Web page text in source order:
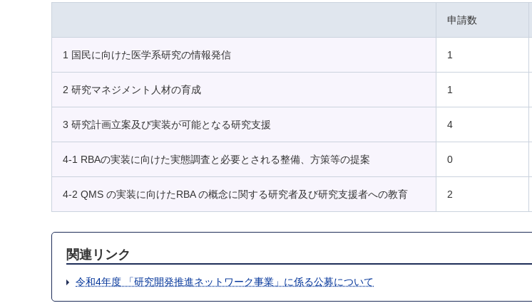
申請数
1 国民に向けた医学系研究の情報発信 1
2 研究マネジメント人材の育成 1
3 研究計画立案及び実装が可能となる研究支援 4
4-1 RBAの実装に向けた実態調査と必要とされる整備、方策等の提案 0
4-2 QMS の実装に向けたRBA の概念に関する研究者及び研究支援者への教育 2
関連リンク
令和4年度 「研究開発推進ネットワーク事業」に係る公募について